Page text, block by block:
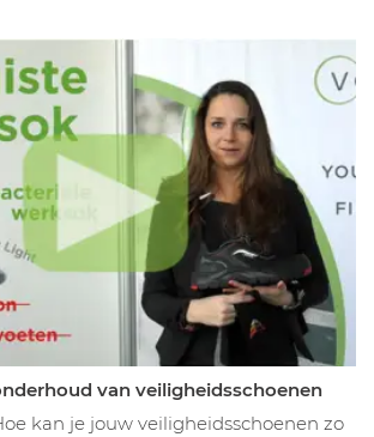
van veiligheidsschoenen
kan je jouw veiligheidsschoenen zo